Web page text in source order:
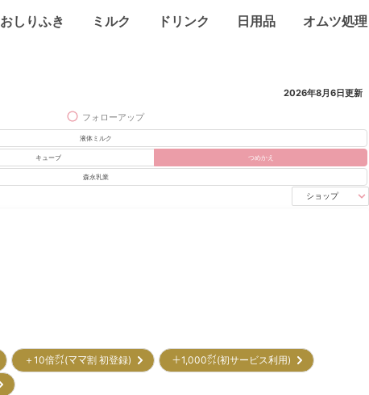
おしりふき ミルク ドリンク 日用品 オムツ処理
2026年8月6日更新
フォローアップ
液体ミルク
キューブ つめかえ
森永乳業
ショップ
＋10倍㌽(ママ割 初登録)
＋1,000㌽(初サービス利用)